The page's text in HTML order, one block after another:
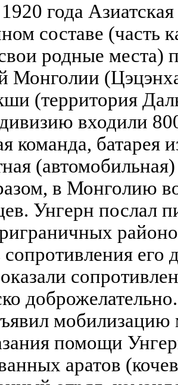
года
составе (часть
родные места)
Монголии
(территория
входили
команда, батарея
в Монголию
Унгерн послал
сопротивления
помощи
аратов